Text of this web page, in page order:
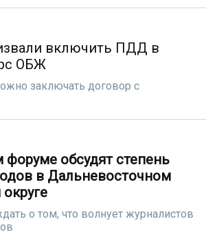
включить ПДД в
ОБЖ
заключать договор с
обсудят степень
в Дальневосточном
о том, что волнует журналистов